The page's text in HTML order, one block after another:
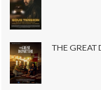
THE GREAT